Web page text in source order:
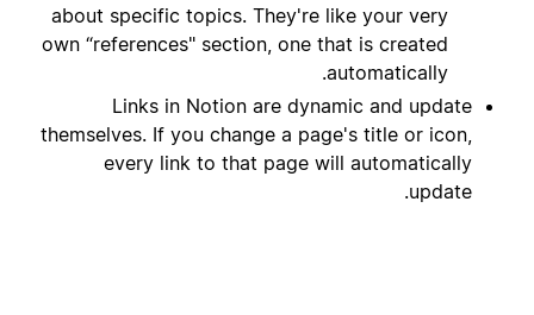
about specific topics. They're like your very
own “references" section, one that is created
automatically.
Links in Notion are dynamic and update
themselves. If you change a page's title or icon,
every link to that page will automatically
update.